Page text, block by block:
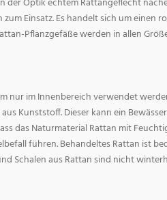
Einsatz. Es handelt sich um einen
Pflanzgefäße werden in allen
nur im Innenbereich verwendet
Kunststoff. Dieser kann ein
das Naturmaterial Rattan mit
führen. Behandeltes Rattan ist
Schalen aus Rattan sind nicht